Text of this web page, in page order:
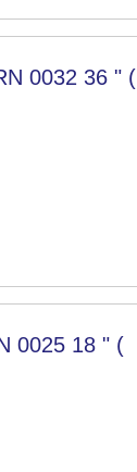
0032 36 " (
0025 18 " (